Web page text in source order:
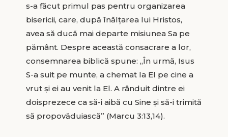
s-a făcut primul pas pentru organizarea
bisericii, care, după înălțarea lui Hristos,
avea să ducă mai departe misiunea Sa pe
pământ. Despre această consacrare a lor,
consemnarea biblică spune: „În urmă, Isus
S-a suit pe munte, a chemat la El pe cine a
vrut și ei au venit la El. A rânduit dintre ei
doisprezece ca să-i aibă cu Sine și să-i trimită
să propovăduiască” (Marcu 3:13,14).